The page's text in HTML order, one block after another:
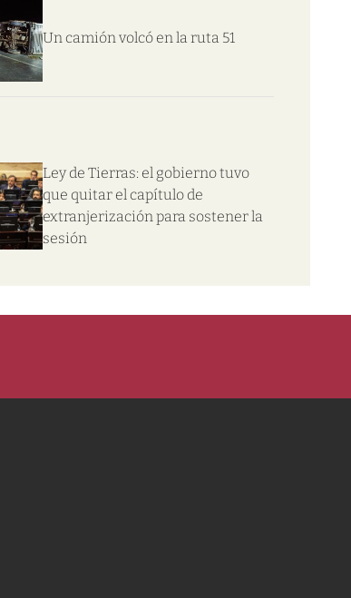
Un camión volcó en la ruta 51
Ley de Tierras: el gobierno tuvo
que quitar el capítulo de
extranjerización para sostener la
sesión